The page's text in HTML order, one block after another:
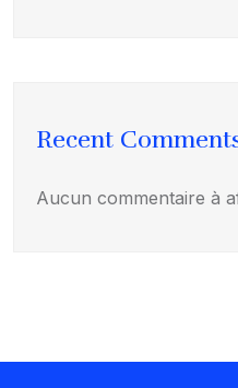
Recent
Aucun commentaire à